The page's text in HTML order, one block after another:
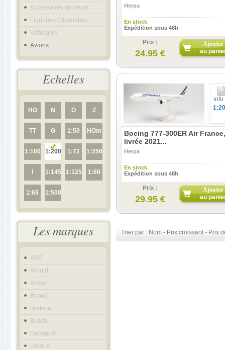
Accessoires de décor
Figurines / Scenettes
Véhicules
Avions
Echelles
HO N O Z
TT G 1:50 HOm
1:100 1:200 1:72 1:250
1:145 1:125 1:60
1:65 1:500
Les marques
ABE
Arnold
Artitec
Brawa
Brekina
Busch
Decapod
Domus
Herpa
En stock
Expédition sous 48h
Prix :
24.95 €
Ajouter
au
info
Boeing 777-300ER Air France,
livrée 2021...
Herpa
En stock
Expédition sous 48h
Prix :
29.95 €
Ajouter
au
Trier par : Nom - Prix croissant- Prix